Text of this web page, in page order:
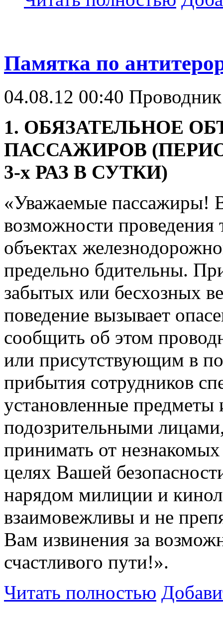
Памятка по
04.08.12 00:40
1. ОБЯЗАТЕЛЬНОЕ
ПАССАЖИРОВ (
3-х РАЗ В СУТКИ)
«Уважаемые пассажиры!
возможности проведения
объектах
предельно бдительны.
забытых или бесхозных
поведение вызывает
сообщить об этом
или присутствующим в
прибытия сотрудников
установленные предметы
подозрительными
принимать от
целях Вашей
нарядом милиции и
взаимовежливы и не
Вам извинения за
счастливого пути!».
Читать полностью